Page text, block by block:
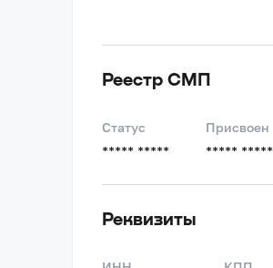
Реестр СМП
Статус
***** *****
Присвоен
***** *****
Реквизиты